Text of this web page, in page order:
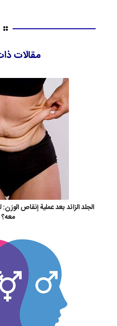
مقالات
الجلد الزائد بعد عملية إنقاص
معه؟